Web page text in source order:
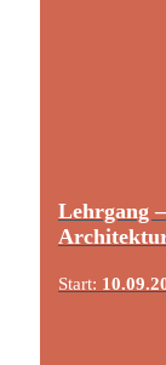
Lehrgang
Start: